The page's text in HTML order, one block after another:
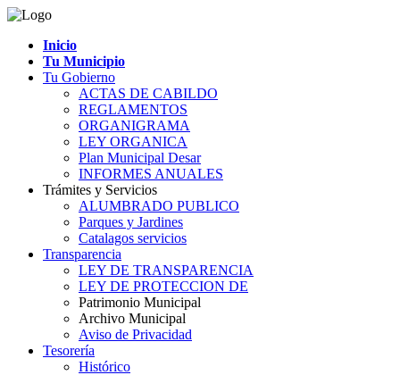
Inicio
Tu Municipio
Tu Gobierno
ACTAS DE CABILDO
REGLAMENTOS
ORGANIGRAMA
LEY ORGANICA
Plan Municipal Desar
INFORMES ANUALES
Trámites y Servicios
ALUMBRADO PUBLICO
Parques y Jardines
Catalagos servicios
Transparencia
LEY DE TRANSPARENCIA
LEY DE PROTECCION DE
Patrimonio Municipal
Archivo Municipal
Aviso de Privacidad
Tesorería
Histórico